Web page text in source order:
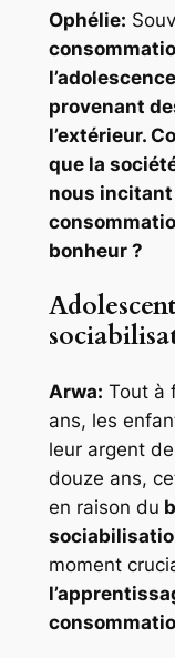
Ophélie:
provenant
l’extérieur.
que la
nous incitant
bonheur ?
Arwa: Tout à
ans, les
leur argent
douze ans,
en raison du
moment